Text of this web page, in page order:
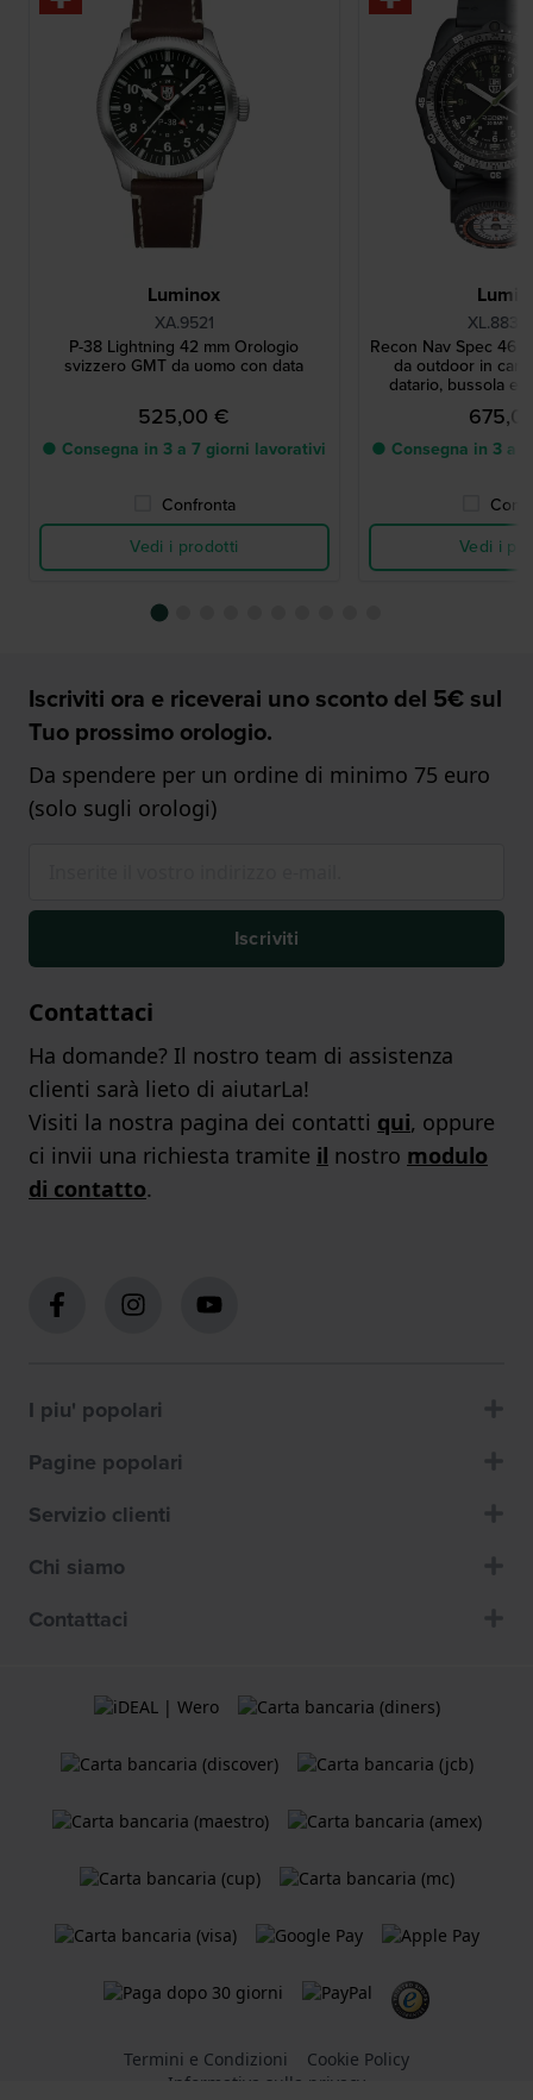
Luminox
XA.9521
P-38 Lightning 42 mm Orologio
svizzero GMT da uomo con data
525,00 €
● Consegna in 3 a 7 giorni lavorativi
Confronta
Vedi i prodotti
Recon Nav Spec 46
da outdoor in
datario, bussola e
● Consegna in 3 a
Vedi i
Iscriviti ora e riceverai uno sconto del 5€ sul
Tuo prossimo orologio.
Da spendere per un ordine di minimo 75 euro
(solo sugli orologi)
Iscriviti
Contattaci
Ha domande? Il nostro team di assistenza
clienti sarà lieto di aiutarLa!
Visiti la nostra pagina dei contatti qui, oppure
ci invii una richiesta tramite il nostro modulo
di contatto.
I piu' popolari
Pagine popolari
Servizio clienti
Chi siamo
Contattaci
Termini e Condizioni
Cookie Policy
Informativa sulla privacy